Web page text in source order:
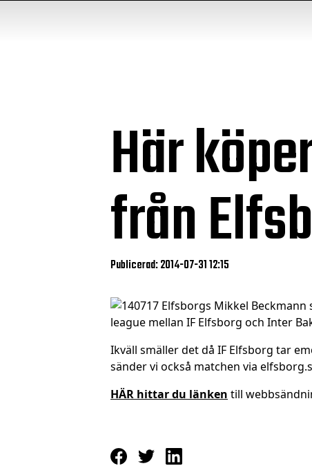
Här
från
Publicerad: 2014-07-31 12:15
Ikväll smäller det då IF Elfsborg tar
sänder vi också matchen via
HÄR hittar du länken till